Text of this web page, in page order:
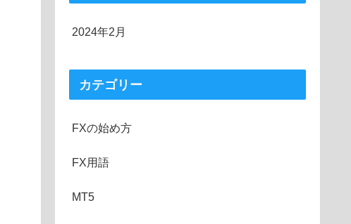
2024年2月
カテゴリー
FXの始め方
FX用語
MT5